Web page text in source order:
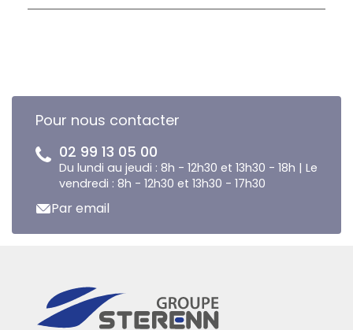
Pour nous contacter
02 99 13 05 00
Du lundi au jeudi : 8h - 12h30 et 13h30 - 18h | Le
vendredi : 8h - 12h30 et 13h30 - 17h30
Par email